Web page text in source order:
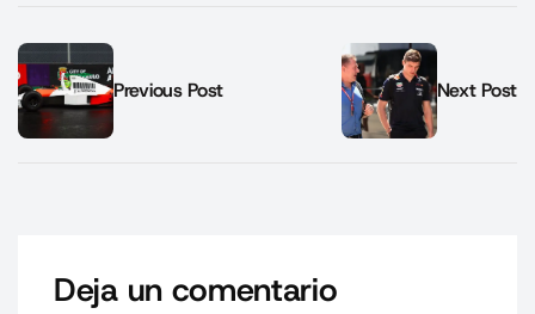
Previous Post Next Post
Deja un comentario